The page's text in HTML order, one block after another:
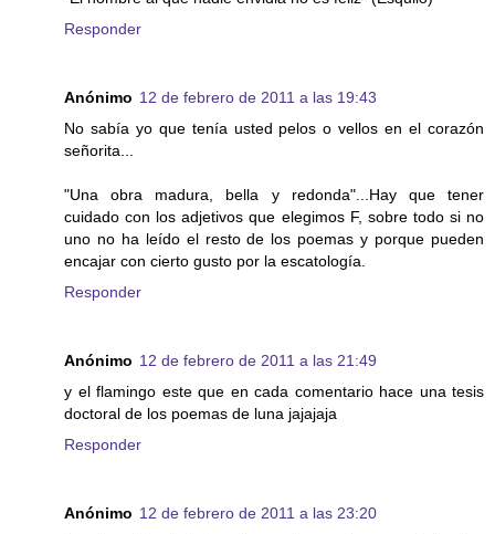
Responder
Anónimo 12 de febrero de 2011 a las 19:43
No sabía yo que tenía usted pelos o vellos en el corazón
señorita...
"Una obra madura, bella y redonda"...Hay que tener
cuidado con los adjetivos que elegimos F, sobre todo si no
uno no ha leído el resto de los poemas y porque pueden
encajar con cierto gusto por la escatología.
Responder
Anónimo 12 de febrero de 2011 a las 21:49
y el flamingo este que en cada comentario hace una tesis
doctoral de los poemas de luna jajajaja
Responder
Anónimo 12 de febrero de 2011 a las 23:20